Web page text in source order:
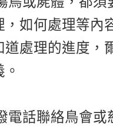
如何處理等內
處理的進度，
電話聯絡鳥會